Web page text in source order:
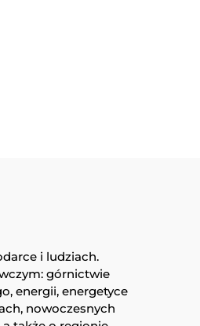
i ludziach.
górnictwie
energii, energetyce
nowoczesnych